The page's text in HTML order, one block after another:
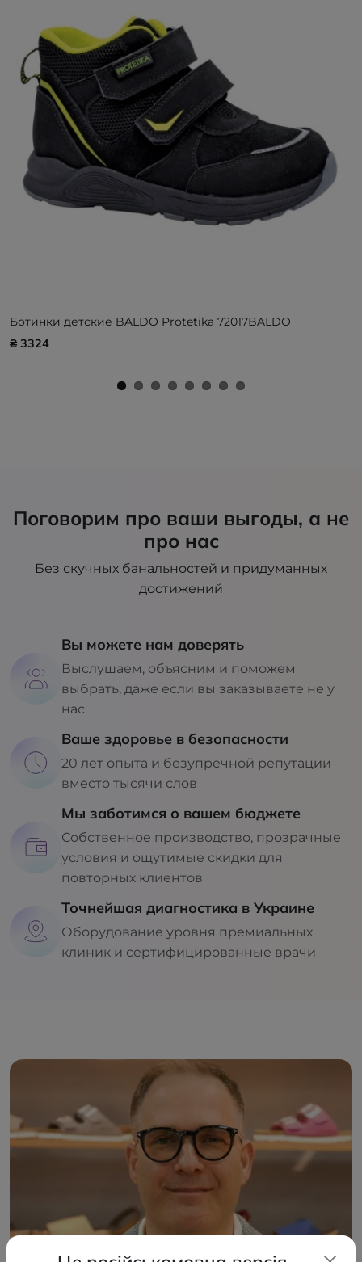
Ботинки детские BALDO Protetika 72017BALDO
₴ 3324
Поговорим про ваши выгоды, а не
про нас
Без скучных банальностей и придуманных
достижений
Вы можете нам доверять
Выслушаем, объясним и поможем
выбрать, даже если вы заказываете не у
нас
Ваше здоровье в безопасности
20 лет опыта и безупречной репутации
вместо тысячи слов
Мы заботимся о вашем бюджете
Собственное производство, прозрачные
условия и ощутимые скидки для
повторных клиентов
Точнейшая диагностика в Украине
Оборудование уровня премиальных
клиник и сертифицированные врачи